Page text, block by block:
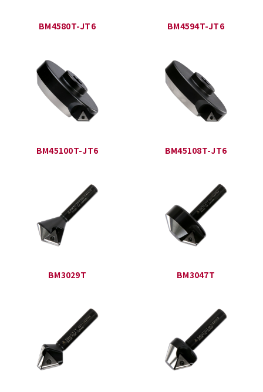
BM4580T-JT6 BM4594T-JT6
BM45100T-JT6 BM45108T-JT6
BM3029T BM3047T